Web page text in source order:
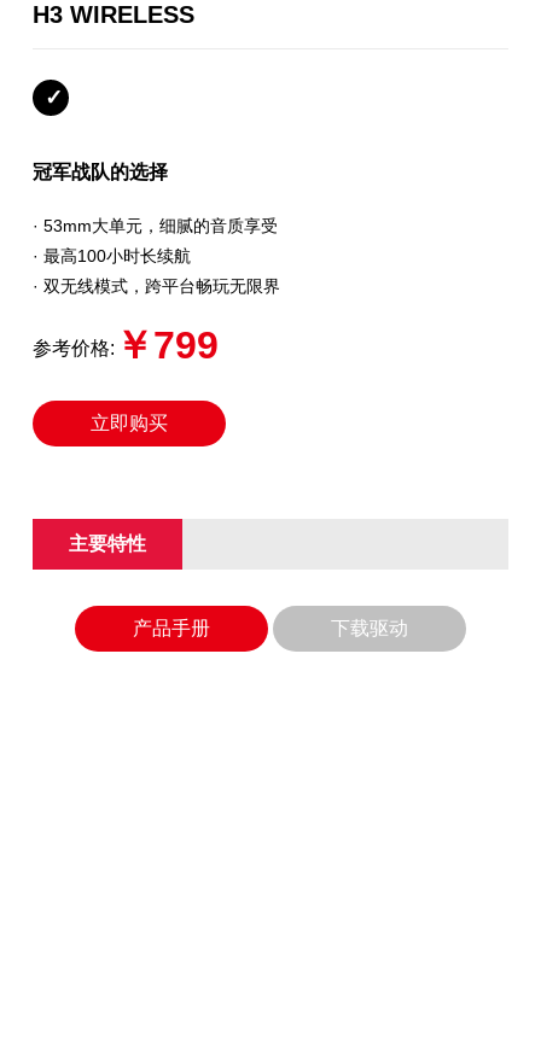
H3 WIRELESS
冠军战队的选择
· 53mm大单元，细腻的音质享受
· 最高100小时长续航
· 双无线模式，跨平台畅玩无限界
参考价格: ￥799
立即购买
主要特性
产品手册 下载驱动